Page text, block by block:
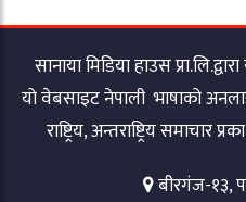
सानाया मिडिया हाउस
यो वेबसाइट नेपाली भाषाको
राष्ट्रिय, अन्तराष्ट्रिय समाचार
बीरगंज-१३,